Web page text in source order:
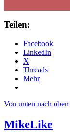
Teilen:
Facebook
LinkedIn
X
Threads
Mehr
Von unten nach oben
MikeLike